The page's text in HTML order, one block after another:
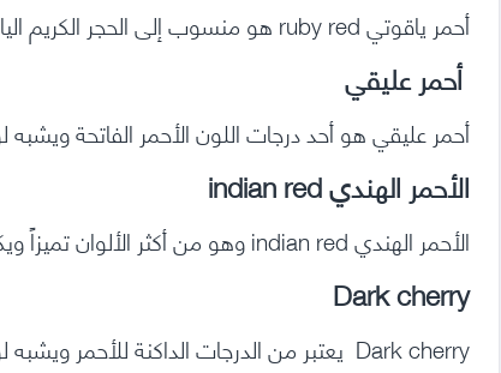
أحمر ياقوتي ruby red هو منسوب إلى الحجر الكريم الياقوت .
أحمر عليقي
أحمر عليقي هو أحد درجات اللون الأحمر الفاتحة
الأحمر الهندي indian red
الأحمر الهندي indian red وهو من أكثر الألوان تميزاً ويكثر استخدامه في الهند
Dark cherry
Dark cherry يعتبر من الدرجات الداكنة للأحمر ويشبه لون الكريز الغامق